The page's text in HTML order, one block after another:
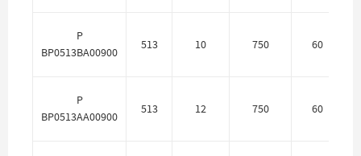
P
BP0513BA00900
513 10 750 60
P
BP0513AA00900
513 12 750 60